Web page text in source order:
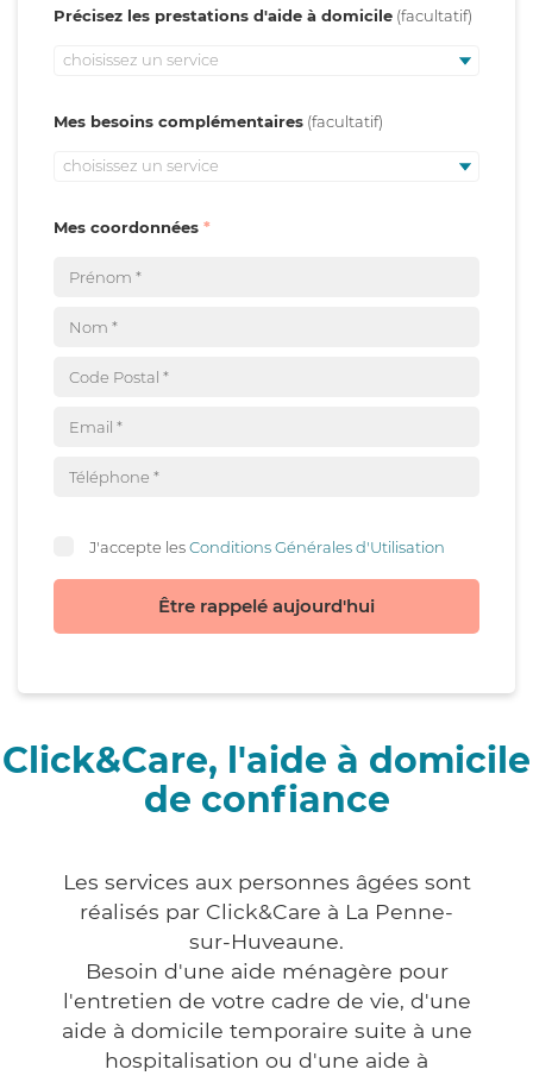
Précisez les prestations d'aide à domicile
choisissez un service
Mes besoins complémentaires
choisissez un service
Mes coordonnées
J'accepte lesConditions Générales d'Utilisation
Être rappelé aujourd'hui
Click&Care, l'aide à domicile
de confiance
Les services aux personnes âgées sont
réalisés par Click&Care à La Penne-
sur-Huveaune.
Besoin d'une aide ménagère pour
l'entretien de votre cadre de vie, d'une
aide à domicile temporaire suite à une
hospitalisation ou d'une aide à